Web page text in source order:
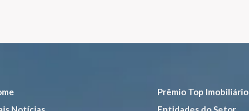
Prêmio Top Imobiliário